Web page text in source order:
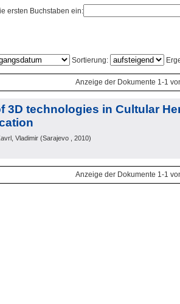
ersten Buchstaben ein:
Sortierung:
Anzeige der Dokumente 1-1
3D technologies in Cultular
Vladimir (Sarajevo , 2010)
Anzeige der Dokumente 1-1